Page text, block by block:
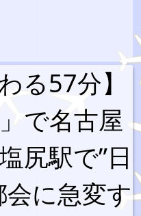
る57分】
で名古屋
尻駅で”日
に急変す